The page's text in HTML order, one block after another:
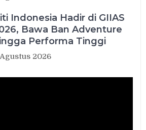
Indonesia Hadir di GIIAS
Bawa Ban Adventure
Performa Tinggi
2026